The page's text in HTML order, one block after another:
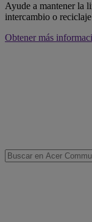
Ayude a mantener la
intercambio o
Obtener más